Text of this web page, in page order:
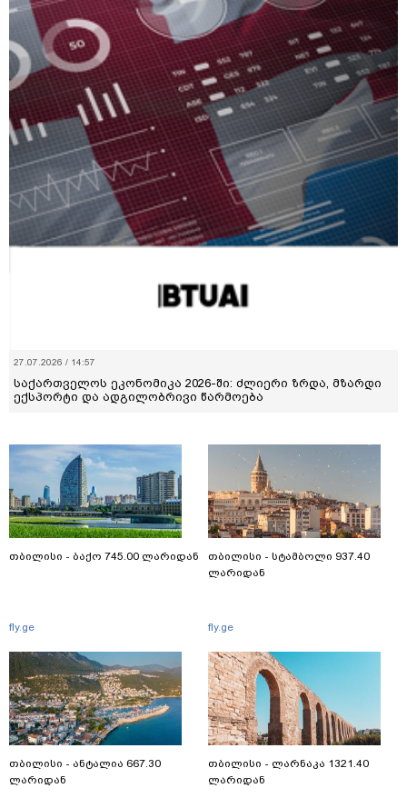
27.07.2026 / 14:57
საქართველოს ეკონომიკა 2026-ში: ძლიერი ზრდა, მზარდი
ექსპორტი და ადგილობრივი წარმოება
თბილისი - ბაქო 745.00 ლარიდან
fly.ge
თბილისი - ანტალია 667.30
ლარიდან
თბილისი - სტამბოლი 937.40
ლარიდან
fly.ge
თბილისი - ლარნაკა 1321.40
ლარიდან